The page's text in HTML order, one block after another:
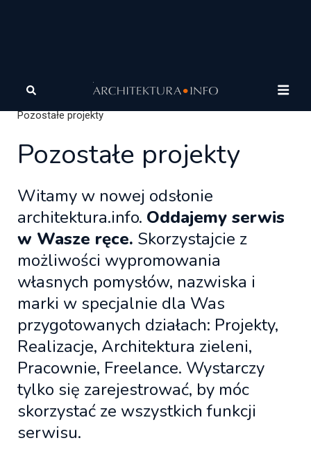
Architektura Architektura
Wasze projekty
Pozostałe projekty
Pozostałe projekty
Witamy w nowej odsłonie
architektura.info. Oddajemy serwis
w Wasze ręce. Skorzystajcie z
możliwości wypromowania
własnych pomysłów, nazwiska i
marki w specjalnie dla Was
przygotowanych działach: Projekty,
Realizacje, Architektura zieleni,
Pracownie, Freelance. Wystarczy
tylko się zarejestrować, by móc
skorzystać ze wszystkich funkcji
serwisu.